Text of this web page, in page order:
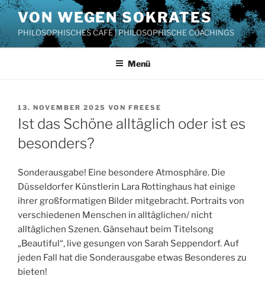
Zum
Inhalt
springen
VON WEGEN SOKRATES
PHILOSOPHISCHES CAFÉ | PHILOSOPHISCHE COACHINGS
Menü
VERÖFFENTLICHT
AM
13. NOVEMBER 2025 VON FREESE
Ist das Schöne alltäglich oder ist es
besonders?
Sonderausgabe! Eine besondere Atmosphäre. Die
Düsseldorfer Künstlerin Lara Rottinghaus hat einige
ihrer großformatigen Bilder mitgebracht. Portraits von
verschiedenen Menschen in alltäglichen/ nicht
alltäglichen Szenen. Gänsehaut beim Titelsong
„Beautiful“, live gesungen von Sarah Seppendorf. Auf
jeden Fall hat die Sonderausgabe etwas Besonderes zu
bieten!